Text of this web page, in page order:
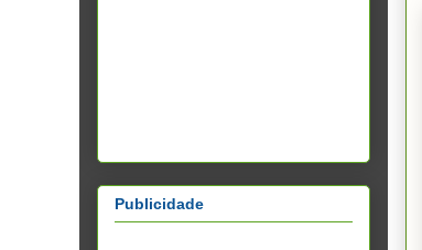
Publicidade